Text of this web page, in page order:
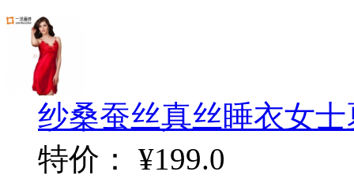
纱桑蚕丝真丝睡衣女
特价：
¥199.0